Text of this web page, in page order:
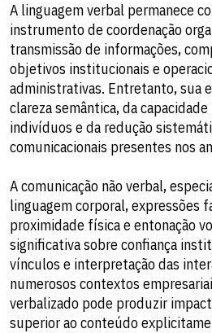
A linguagem verbal permanece
instrumento de coordenação
transmissão de informações,
objetivos institucionais e
administrativas. Entretanto, sua
clareza semântica, da
indivíduos e da redução
comunicacionais presentes nos
A comunicação não verbal,
linguagem corporal, expressões
proximidade física e entonação
significativa sobre confiança
vínculos e interpretação das
numerosos contextos
verbalizado pode produzir
superior ao conteúdo